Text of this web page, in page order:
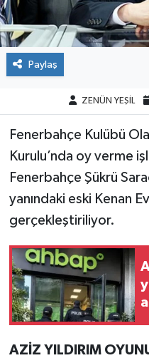
Paylaş
ZENÜN YEŞİL
Fenerbahçe Kulübü
Kurulu’nda oy verme
Fenerbahçe Şükrü
yanındaki eski Kenan
gerçekleştiriliyor.
AZİZ YILDIRIM